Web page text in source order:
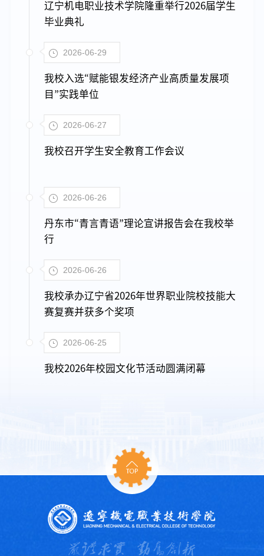
辽宁机电职业技术学院隆重举行2026届学生
毕业典礼
2026-06-29
我校入选“赋能银发经济产业高质量发展项
目”实践单位
2026-06-27
我校召开学生安全教育工作会议
2026-06-26
丹东市“青言青语”理论宣讲报告会在我校举
行
2026-06-26
我校承办辽宁省2026年世界职业院校技能大
赛复赛并获多个奖项
2026-06-25
我校2026年校园文化节活动圆满闭幕